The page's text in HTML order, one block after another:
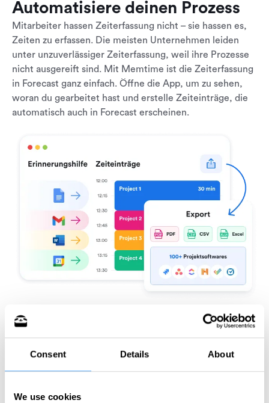
Consent Details About
We use cookies
Automatisiere deinen Prozess
Mitarbeiter hassen Zeiterfassung nicht – sie hassen es,
Zeiten zu erfassen. Die meisten Unternehmen leiden
unter unzuverlässiger Zeiterfassung, weil ihre Prozesse
nicht ausgereift sind. Mit Memtime ist die Zeiterfassung
in Forecast ganz einfach. Öffne die App, um zu sehen,
woran du gearbeitet hast und erstelle Zeiteinträge, die
automatisch auch in Forecast erscheinen.
Jetzt kostenlos testen